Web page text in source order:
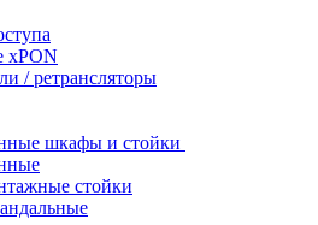
хPON
/ ретрансляторы
шкафы и стойки
стойки